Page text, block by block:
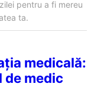
pentru a fi mereu
ta.
medicală:
de medic